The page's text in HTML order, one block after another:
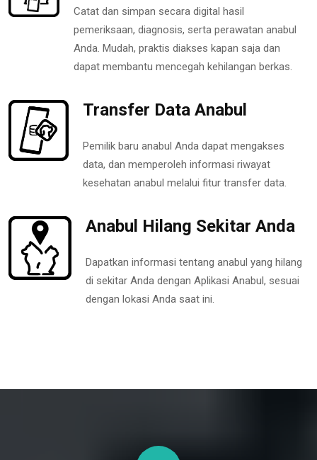
Catat dan simpan secara digital hasil
pemeriksaan, diagnosis, serta perawatan anabul
Anda. Mudah, praktis diakses kapan saja dan
dapat membantu mencegah kehilangan berkas.
Transfer Data Anabul
Pemilik baru anabul Anda dapat mengakses
data, dan memperoleh informasi riwayat
kesehatan anabul melalui fitur transfer data.
Anabul Hilang Sekitar Anda
Dapatkan informasi tentang anabul yang hilang
di sekitar Anda dengan Aplikasi Anabul, sesuai
dengan lokasi Anda saat ini.